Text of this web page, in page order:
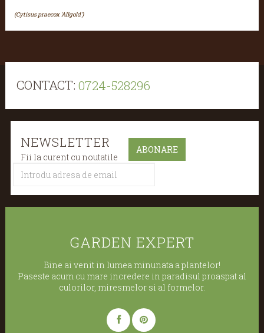
(Cytisus praecox 'Allgold')
CONTACT: 0724-528296
NEWSLETTER
Fii la curent cu noutatile
GARDEN EXPERT
Bine ai venit in lumea minunata a plantelor!
Paseste acum cu mare incredere in paradisul proaspat al
culorilor, miresmelor si al formelor.